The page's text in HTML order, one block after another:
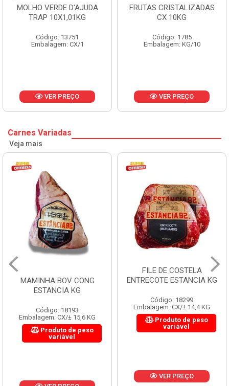
MOLHO VERDE D'AJUDA
TRAP 10X1,01KG
Código: 13751
Embalagem: CX/1
VER PREÇO
FRUTAS CRISTALIZADAS
CX 10KG
Código: 1785
Embalagem: KG/10
VER PREÇO
Carnes Variadas
Veja mais
MAMINHA BOV CONG
ESTANCIA KG
Código: 18193
Embalagem: CX/± 15,6 KG
Produto de peso
variável
FILE DE COSTELA
ENTRECOTE ESTANCIA KG
Código: 18299
Embalagem: CX/± 14,4 KG
Produto de peso
variável
VER PREÇO